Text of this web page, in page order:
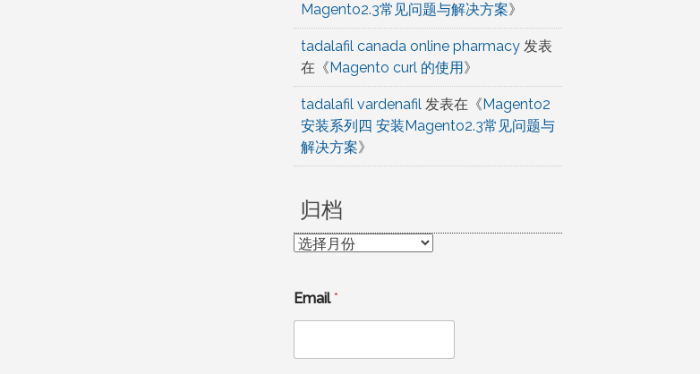
Magento2.3常见问题与解决方案》
tadalafil canada online pharmacy发表
在《Magento curl 的使用》
tadalafil vardenafil发表在《Magento2
安装系列四 安装Magento2.3常见问题与
解决方案》
归档
归
Email*